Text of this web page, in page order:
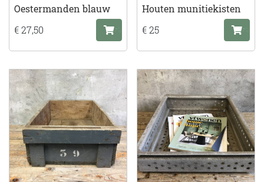
Oestermanden blauw
€ 27,50
Houten munitiekisten
€ 25